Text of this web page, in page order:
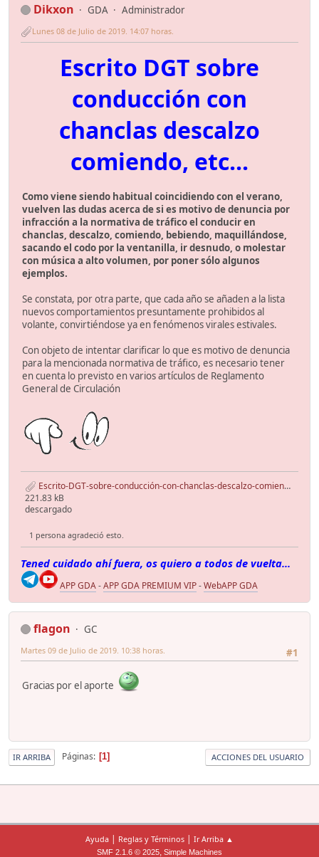
Dikxon GDA Administrador
Lunes 08 de Julio de 2019. 14:07 horas.
Escrito DGT sobre
conducción con
chanclas descalzo
comiendo, etc...
Como viene siendo habitual coincidiendo con el verano,
vuelven las dudas acerca de si es motivo de denuncia por
infracción a la normativa de tráfico el conducir en
chanclas, descalzo, comiendo, bebiendo, maquillándose,
sacando el codo por la ventanilla, ir desnudo, o molestar
con música a alto volumen, por poner sólo algunos
ejemplos.
Se constata, por otra parte, que cada año se añaden a la lista
nuevos comportamientos presuntamente prohibidos al
volante, convirtiéndose ya en fenómenos virales estivales.
Con objeto de intentar clarificar lo que es motivo de denuncia
para la mencionada normativa de tráfico, es necesario tener
en cuenta lo previsto en varios artículos de Reglamento
General de Circulación
Escrito-DGT-sobre-conducción-con-chanclas-descalzo-comiendo-etc....pdf
221.83 kB
descargado
1 persona agradeció esto.
Tened cuidado ahí fuera, os quiero a todos de vuelta...
APP GDA-APP GDA PREMIUM VIP-WebAPP GDA
flagon
GC
#1
Martes 09 de Julio de 2019. 10:38 horas.
Gracias por el aporte
IR ARRIBA Páginas 1 ACCIONES DEL USUARIO
Ayuda | Reglas y Términos | Ir Arriba ▲
SMF 2.1.6 © 2025, Simple Machines